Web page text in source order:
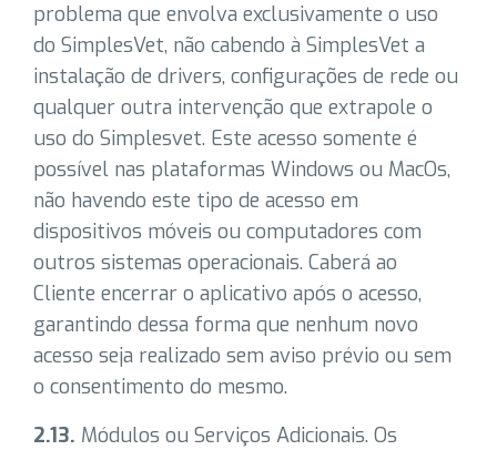
problema que envolva exclusivamente o uso
do SimplesVet, não cabendo à SimplesVet a
instalação de drivers, configurações de rede ou
qualquer outra intervenção que extrapole o
uso do Simplesvet. Este acesso somente é
possível nas plataformas Windows ou MacOs,
não havendo este tipo de acesso em
dispositivos móveis ou computadores com
outros sistemas operacionais. Caberá ao
Cliente encerrar o aplicativo após o acesso,
garantindo dessa forma que nenhum novo
acesso seja realizado sem aviso prévio ou sem
o consentimento do mesmo.
2.13. Módulos ou Serviços Adicionais. Os